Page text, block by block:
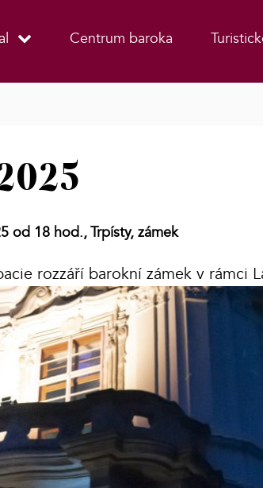
Centrum baroka
od 18 hod.,Trpísty, zámek
rozzáří barokní zámek v rámci